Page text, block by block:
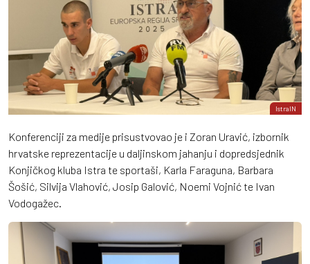
IstraIN
Konferenciji za medije prisustvovao je i Zoran Uravić, izbornik
hrvatske reprezentacije u daljinskom jahanju i dopredsjednik
Konjičkog kluba Istra te sportaši, Karla Faraguna, Barbara
Šošić, Silvija Vlahović, Josip Galović, Noemi Vojnić te Ivan
Vodogažec.